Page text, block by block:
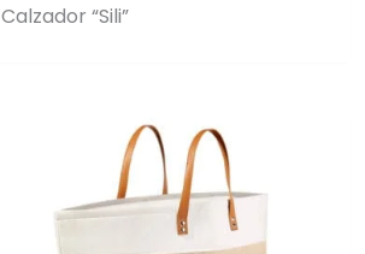
Calzador “Sili”